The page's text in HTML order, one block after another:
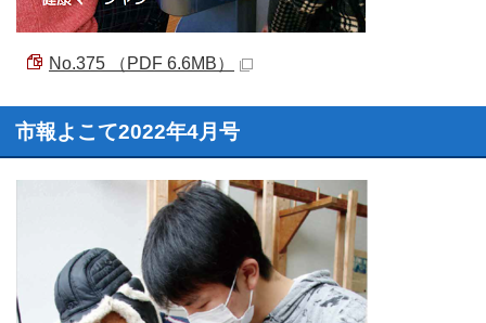
No.375 （PDF 6.6MB）
市報よこて2022年4月号